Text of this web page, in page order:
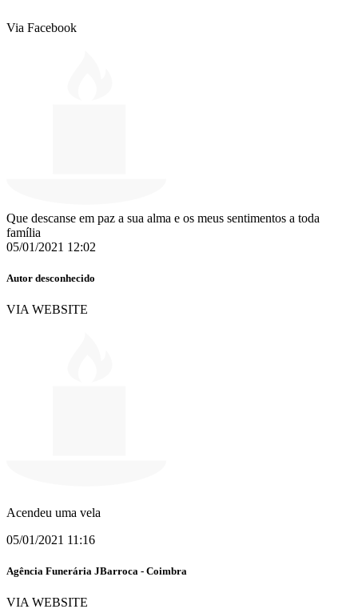
Via Facebook
Que descanse em paz a sua alma e os meus sentimentos a toda
família
05/01/2021 12:02
Autor desconhecido
VIA WEBSITE
Acendeu uma vela
05/01/2021 11:16
Agência Funerária JBarroca - Coimbra
VIA WEBSITE